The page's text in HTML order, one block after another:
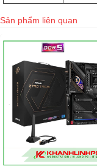
Sản phẩm liên quan